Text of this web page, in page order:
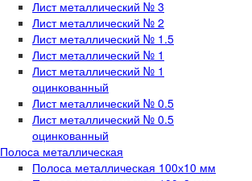
Лист металлический № 3
Лист металлический № 2
Лист металлический № 1.5
Лист металлический № 1
Лист металлический № 1
оцинкованный
Лист металлический № 0.5
Лист металлический № 0.5
оцинкованный
Полоса металлическая
Полоса металлическая 100х10 мм